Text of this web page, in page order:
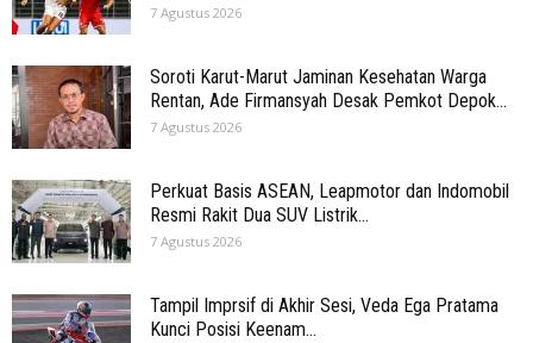
7 Agustus 2026
Soroti Karut-Marut Jaminan Kesehatan Warga
Rentan, Ade Firmansyah Desak Pemkot Depok...
7 Agustus 2026
Perkuat Basis ASEAN, Leapmotor dan Indomobil
Resmi Rakit Dua SUV Listrik...
7 Agustus 2026
Tampil Imprsif di Akhir Sesi, Veda Ega Pratama
Kunci Posisi Keenam...